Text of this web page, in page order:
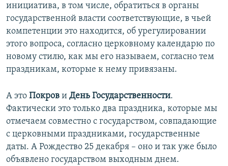
инициатива, в том числе, обратиться в органы
государственной власти соответствующие, в чьей
компетенции это находится, об урегулировании
этого вопроса, согласно церковному календарю по
новому стилю, как мы его называем, согласно тем
праздникам, которые к нему привязаны.
А это Покров и День Государственности.
Фактически это только два праздника, которые мы
отмечаем совместно с государством, совпадающие
с церковными праздниками, государственные
даты. А Рождество 25 декабря – оно и так уже было
объявлено государством выходным днем.